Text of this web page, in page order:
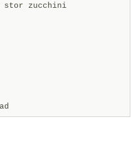
stor zucchini